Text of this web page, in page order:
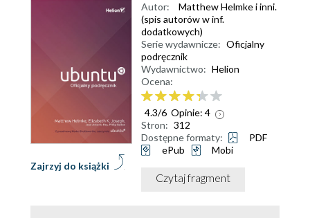
Zajrzyj do książki
Autor:
Matthew Helmke i inni.
(spis autorów w inf.
dodatkowych)
Serie wydawnicze: Oficjalny
podręcznik
Wydawnictwo: Helion
Ocena:
4.3/6 Opinie: 4
Stron: 312
Dostępne formaty:
PDF
ePub
Mobi
Czytaj fragment